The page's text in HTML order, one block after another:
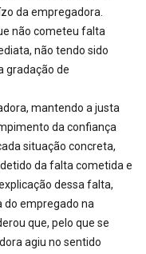
da empregadora.
não cometeu falta
não tendo sido
gradação de
mantendo a justa
da confiança
situação concreta,
da falta cometida e
dessa falta,
do empregado na
que, pelo que se
agiu no sentido